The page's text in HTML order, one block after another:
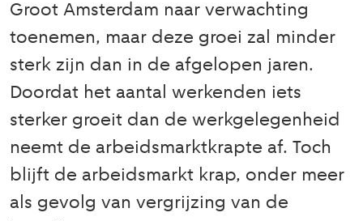
Groot Amsterdam naar verwachting
toenemen, maar deze groei zal minder
sterk zijn dan in de afgelopen jaren.
Doordat het aantal werkenden iets
sterker groeit dan de werkgelegenheid
neemt de arbeidsmarktkrapte af. Toch
blijft de arbeidsmarkt krap, onder meer
als gevolg van vergrijzing van de